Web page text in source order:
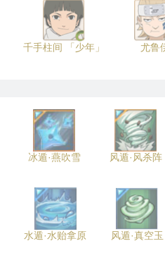
千手柱间 「少年」 尤鲁
冰遁·燕吹雪 风遁·风杀阵
水遁·水贻拿原 风遁·真空玉